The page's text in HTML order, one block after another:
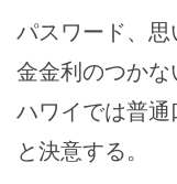
パスワード、
金金利のつか
ハワイでは普
と決意する。